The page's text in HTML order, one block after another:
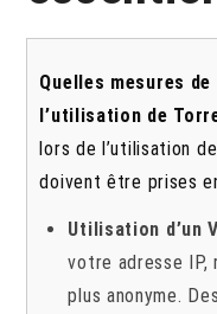
Quelles mesures
l’utilisation de
lors de l’utilisation
doivent être prises
Utilisation d’un
votre adresse
plus anonyme.